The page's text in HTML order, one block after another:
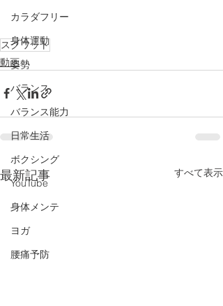
カラダフリー
身体運動
姿勢
バランス
バランス能力
日常生活
ボクシング
YouTube
身体メンテ
ヨガ
腰痛予防
スクワット
動画
最新記事 すべて表示